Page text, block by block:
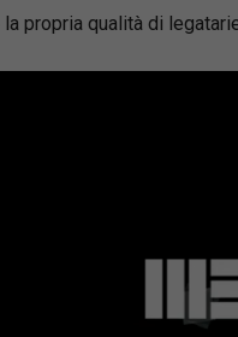
propria qualità di